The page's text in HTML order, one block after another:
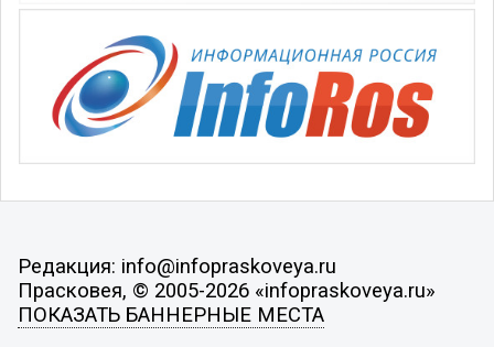
Редакция: info@infopraskoveya.ru
Прасковея, © 2005-2026 «infopraskoveya.ru»
ПОКАЗАТЬ БАННЕРНЫЕ МЕСТА